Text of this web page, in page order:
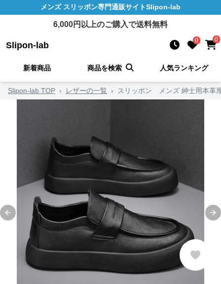
メンズ スリッポン専門通販サイトSlipon-lab
6,000円以上のご購入で送料無料
Slipon-lab 0 0
新着商品 商品を検索 人気ランキング
Slipon-lab TOP › レザーの一覧 › スリッポン メンズ 紳士用本革
Previous slide